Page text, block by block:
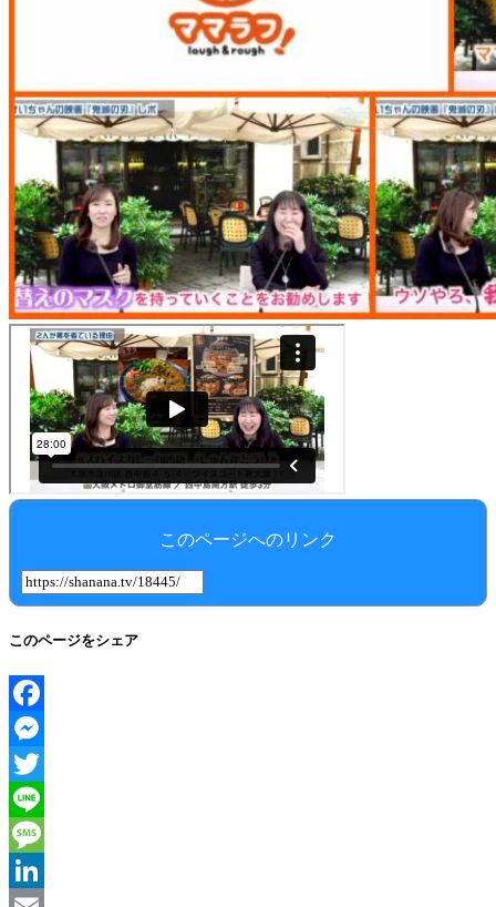
このページへのリンク
このページをシェア
Facebook
Messenger
Twitter
Line
Message